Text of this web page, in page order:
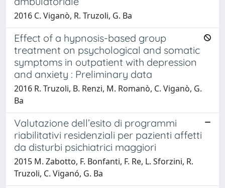
2016 C. Viganò, R. Truzoli, G. Ba
Effect of a hypnosis-based group
treatment on psychological and somatic
symptoms in outpatient with depression
and anxiety : Preliminary data
2016 R. Truzoli, B. Renzi, M. Romanò, C. Viganò, G.
Ba
Valutazione dell’esito di programmi
riabilitativi residenziali per pazienti affetti
da disturbi psichiatrici maggiori
2015 M. Zabotto, F. Bonfanti, F. Re, L. Sforzini, R.
Truzoli, C. Viganó, G. Ba